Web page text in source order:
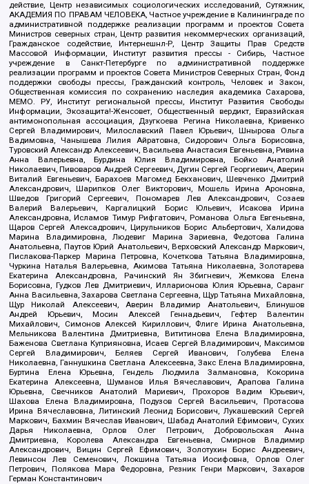
действие, Центр независимых социологических исследований, Сутяжник,
АКАДЕМИЯ ПО ПРАВАМ ЧЕЛОВЕКА, Частное учреждение в Калининграде по
административной поддержке реализации программ и проектов Совета
Министров северных стран, Центр развития некоммерческих организаций,
Гражданское содействие, Интернешнл-Р, Центр Защиты Прав Средств
Массовой Информации, Институт развития прессы - Сибирь, Частное
учреждение в Санкт-Петербурге по административной поддержке
реализации программ и проектов Совета Министров Северных Стран, Фонд
поддержки свободы прессы, Гражданский контроль, Человек и Закон,
Общественная комиссия по сохранению наследия академика Сахарова,
МЕМО. РУ, Институт региональной прессы, Институт Развития Свободы
Информации, Экозащита!-Женсовет, Общественный вердикт, Евразийская
антимонопольная ассоциация, Дзугкоева Регина Николаевна, Кривенко
Сергей Владимирович, Милославский Павел Юрьевич, Шнырова Ольга
Вадимовна, Чанышева Лилия Айратовна, Сидорович Ольга Борисовна,
Туровский Александр Алексеевич, Васильева Анастасия Евгеньевна, Ривина
Анна Валерьевна, Бурдина Юлия Владимировна, Бойко Анатолий
Николаевич, Пивоваров Андрей Сергеевич, Дугин Сергей Георгиевич, Аверин
Виталий Евгеньевич, Барахоев Магомед Бекханович, Шевченко Дмитрий
Александрович, Шарипков Олег Викторович, Мошель Ирина Ароновна,
Шведов Григорий Сергеевич, Пономарев Лев Александрович, Созаев
Валерий Валерьевич, Каргалицкий Борис Юльевич, Исакова Ирина
Александровна, Исламов Тимур Рифгатович, Романова Ольга Евгеньевна,
Щаров Сергей Алексадрович, Цирульников Борис Альбертович, Халидова
Марина Владимировна, Людевиг Марина Зариевна, Федотова Галина
Анатольевна, Паутов Юрий Анатольевич, Верховский Александр Маркович,
Пислакова-Паркер Марина Петровна, Кочеткова Татьяна Владимировна,
Чуркина Наталья Валерьевна, Акимова Татьяна Николаевна, Золотарева
Екатерина Александровна, Рачинский Ян Збигневич, Жемкова Елена
Борисовна, Гудков Лев Дмитриевич, Илларионова Юлия Юрьевна, Саранг
Анна Васильевна, Захарова Светлана Сергеевна, Щур Татьяна Михайловна,
Щур Николай Алексеевич, Аверин Владимир Анатольевич, Блинушов
Андрей Юрьевич, Мосин Алексей Геннадьевич, Гефтер Валентин
Михайлович, Симонов Алексей Кириллович, Флиге Ирина Анатольевна,
Мельникова Валентина Дмитриевна, Вититинова Елена Владимировна,
Баженова Светлана Куприяновна, Исаев Сергей Владимирович, Максимов
Сергей Владимирович, Беляев Сергей Иванович, Голубева Елена
Николаевна, Ганнушкина Светлана Алексеевна, Закс Елена Владимировна,
Буртина Елена Юрьевна, Гендель Людмила Залмановна, Кокорина
Екатерина Алексеевна, Шуманов Илья Вячеславович, Арапова Галина
Юрьевна, Свечников Анатолий Мариевич, Прохоров Вадим Юрьевич,
Шахова Елена Владимировна, Подузов Сергей Васильевич, Протасова
Ирина Вячеславовна, Литинский Леонид Борисович, Лукашевский Сергей
Маркович, Бахмин Вячеслав Иванович, Шабад Анатолий Ефимович, Сухих
Дарья Николаевна, Орлов Олег Петрович, Добровольская Анна
Дмитриевна, Королева Александра Евгеньевна, Смирнов Владимир
Александрович, Вицин Сергей Ефимович, Золотухин Борис Андреевич,
Левинсон Лев Семенович, Локшина Татьяна Иосифовна, Орлов Олег
Петрович, Полякова Мара Федоровна, Резник Генри Маркович, Захаров
Герман Константинович